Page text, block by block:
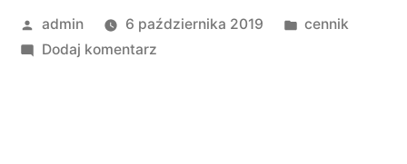
admin 6 października 2019
cennik
Dodaj komentarz